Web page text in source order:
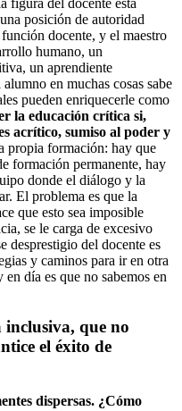
posición de autoridad
docente, y el maestro
humano, un
un aprendiente
en muchas cosas sabe
pueden enriquecerle como
la educación crítica si,
acrítico, sumiso al poder y
propia formación: hay que
formación permanente, hay
donde el diálogo y la
El problema es que la
que esto sea imposible
se le carga de excesivo
desprestigio del docente es
y caminos para ir en otra
día es que no sabemos en
inclusiva, que no
el éxito de
dispersas. ¿Cómo